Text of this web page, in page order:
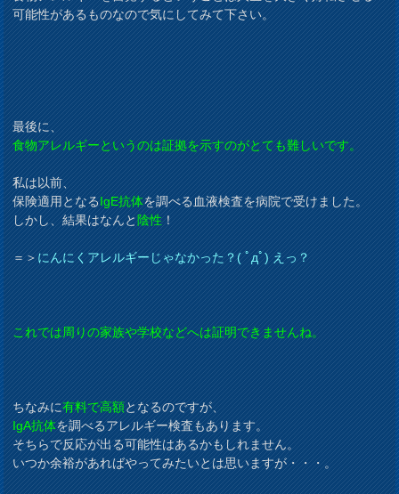
可能性があるものなので気にしてみて下さい。
最後に、
食物アレルギーというのは証拠を示すのがとても難しいです。
私は以前、
保険適用となるIgE抗体を調べる血液検査を病院で受けました。
しかし、結果はなんと陰性！
＝＞にんにくアレルギーじゃなかった？( ﾟдﾟ) えっ？
これでは周りの家族や学校などへは証明できませんね。
ちなみに有料で高額となるのですが、
IgA抗体を調べるアレルギー検査もあります。
そちらで反応が出る可能性はあるかもしれません。
いつか余裕があればやってみたいとは思いますが・・・。